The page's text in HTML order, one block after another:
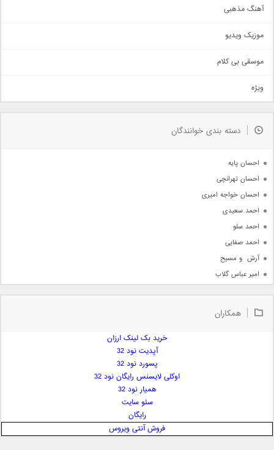
حماسی
سنتی
اهنگ بندرعباسی
دمو
مذهبی
جدیدترین ها
آهنگ مذهبی
موزیک ویدیو
موسقی بی کلام
ویژه
دسته بندی خوانندگان
احسان پایه
احسان تهرانچی
احسان خواجه امیری
احمد سعیدی
احمد سلو
احمد صفایی
آرش  و مسیح
امیر عباس گلاب
امیر علی
ایمان غلامی
همکاران
خرید بک لینک ارزان
آپدیت نود 32
پسورد نود 32
اوکلی لایسنس رایگان نود 32
همیار نود 32
سئو سایت
رایگان
فروش آنتی ویروس